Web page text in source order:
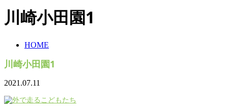
川崎小田園1
HOME
川崎小田園1
2021.07.11